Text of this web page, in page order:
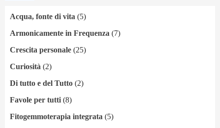
Acqua, fonte di vita (5)
Armonicamente in Frequenza (7)
Crescita personale (25)
Curiosità (2)
Di tutto e del Tutto (2)
Favole per tutti (8)
Fitogemmoterapia integrata (5)